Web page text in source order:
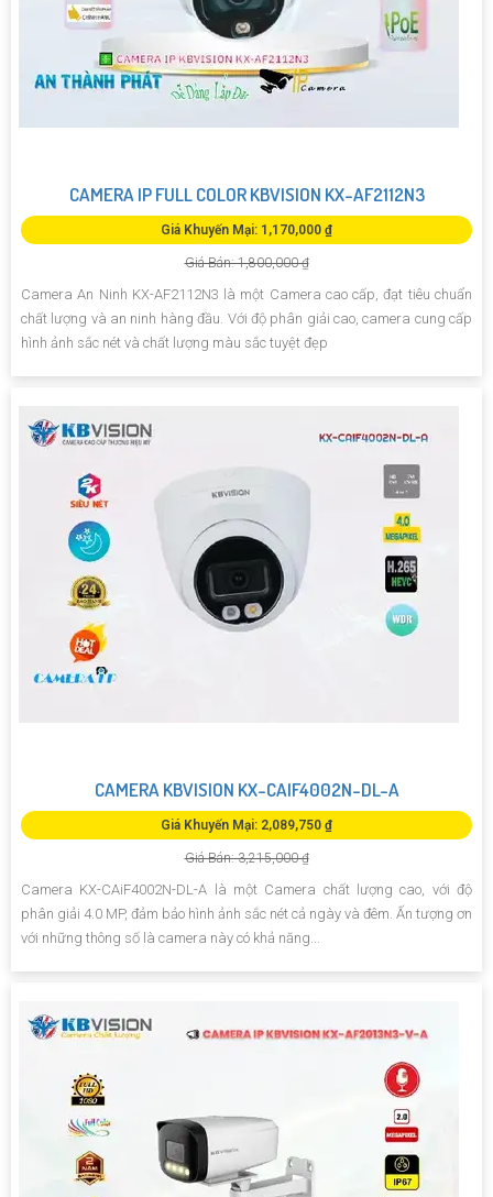
CAMERA IP FULL COLOR KBVISION KX-AF2112N3
Giá Khuyến Mại: 1,170,000 ₫
Giá Bán: 1,800,000 ₫
Camera An Ninh KX-AF2112N3 là một Camera cao cấp, đạt tiêu chuẩn
chất lượng và an ninh hàng đầu. Với độ phân giải cao, camera cung cấp
hình ảnh sắc nét và chất lượng màu sắc tuyệt đẹp
CAMERA KBVISION KX-CAIF4002N-DL-A
Giá Khuyến Mại: 2,089,750 ₫
Giá Bán: 3,215,000 ₫
Camera KX-CAiF4002N-DL-A là một Camera chất lượng cao, với độ
phân giải 4.0 MP, đảm bảo hình ảnh sắc nét cả ngày và đêm. Ấn tượng ơn
với những thông số là camera này có khả năng...